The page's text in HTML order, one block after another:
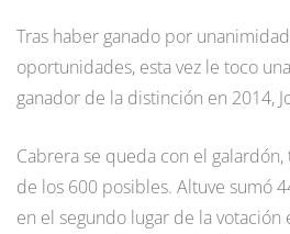
Tras haber ganado por
oportunidades, esta vez le toco
ganador de la distinción en 2014,
Cabrera se queda con el
de los 600 posibles. Altuve sumó
en el segundo lugar de la